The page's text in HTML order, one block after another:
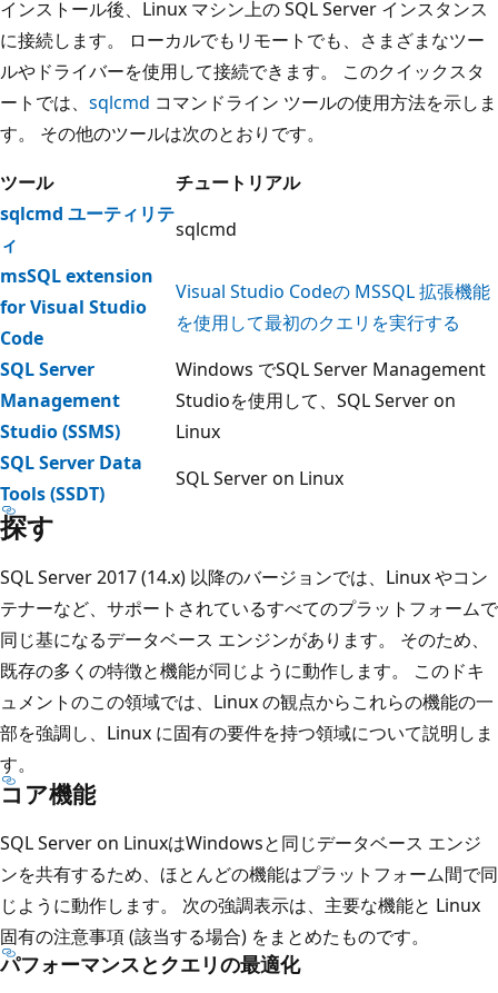
インストール後、Linux マシン上の SQL Server インスタンス
に接続します。 ローカルでもリモートでも、さまざまなツー
ルやドライバーを使用して接続できます。 このクイックスタ
ートでは、 sqlcmd コマンドライン ツールの使用方法を示しま
す。 その他のツールは次のとおりです。
ツール
チュートリアル
sqlcmd ユーティリテ
ィ
sqlcmd
msSQL extension
for Visual Studio
Code
Visual Studio Codeの MSSQL 拡張機能
を使用して最初のクエリを実行する
SQL Server
Management
Studio (SSMS)
Windows でSQL Server Management
Studioを使用して、SQL Server on
Linux
SQL Server Data
Tools (SSDT)
SQL Server on Linux
探す
SQL Server 2017 (14.x) 以降のバージョンでは、Linux やコン
テナーなど、サポートされているすべてのプラットフォームで
同じ基になるデータベース エンジンがあります。 そのため、
既存の多くの特徴と機能が同じように動作します。 このドキ
ュメントのこの領域では、Linux の観点からこれらの機能の一
部を強調し、Linux に固有の要件を持つ領域について説明しま
す。
コア機能
SQL Server on LinuxはWindowsと同じデータベース エンジ
ンを共有するため、ほとんどの機能はプラットフォーム間で同
じように動作します。 次の強調表示は、主要な機能と Linux
固有の注意事項 (該当する場合) をまとめたものです。
パフォーマンスとクエリの最適化